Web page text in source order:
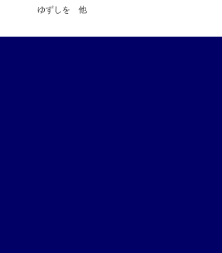
ゆずしを 他